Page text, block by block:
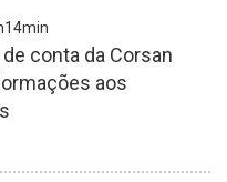
conta da Corsan
aos